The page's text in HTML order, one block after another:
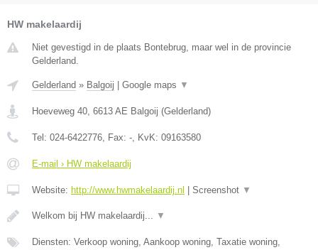
HW makelaardij
Niet gevestigd in de plaats Bontebrug, maar wel in de provincie
Gelderland.
Gelderland » Balgoij | Google maps ▼
Hoeveweg 40 6613 AE Balgoij (Gelderland)
Tel: 024-6422776 , Fax: - , KvK: 09163580
E-mail › HW makelaardij
Website: http://www.hwmakelaardij.nl | Screenshot ▼
Welkom bij HW makelaardij... ▼
Diensten: Verkoop woning, Aankoop woning, Taxatie woning,